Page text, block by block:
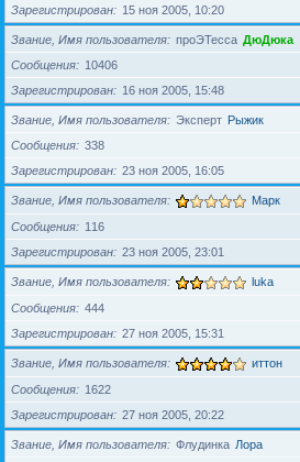
Зарегистрирован
15 ноя 2005, 10:20
Звание, Имя пользователя проЭТесса ДюДюка
Сообщения
10406
Зарегистрирован
16 ноя 2005, 15:48
Звание, Имя пользователя Эксперт Рыжик
Сообщения
338
Зарегистрирован
23 ноя 2005, 16:05
Звание, Имя пользователя Марк
Сообщения
116
Зарегистрирован
23 ноя 2005, 23:01
Звание, Имя пользователя luka
Сообщения
444
Зарегистрирован
27 ноя 2005, 15:31
Звание, Имя пользователя иттон
Сообщения
1622
Зарегистрирован
27 ноя 2005, 20:22
Звание, Имя пользователя Флудинка Лора